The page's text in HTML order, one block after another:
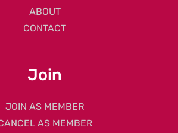
ABOUT
CONTACT
Join
JOIN AS MEMBER
AS MEMBER